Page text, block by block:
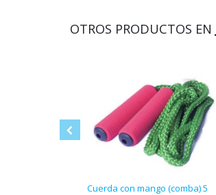
OTROS PRODUCTOS EN
Cuerda con mango (comba) 5